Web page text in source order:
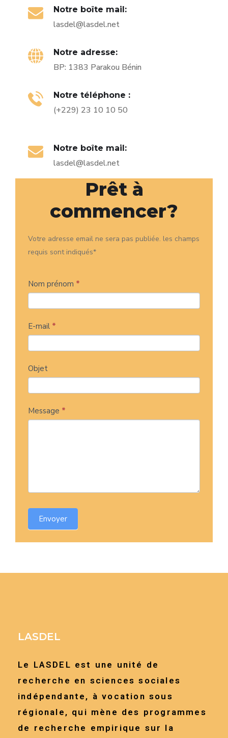
Notre boîte mail:
lasdel@lasdel.net
Notre adresse:
BP: 1383 Parakou Bénin
Notre téléphone :
(+229) 23 10 10 50
Notre boîte mail:
lasdel@lasdel.net
Prêt à
commencer?
Votre adresse email ne sera pas publiée. les champs
requis sont indiqués*
Contact
Nom prénom *
E-mail *
Objet
Message *
Envoyer
LASDEL
Le LASDEL est une unité de
recherche en sciences sociales
indépendante, à vocation sous
régionale, qui mène des programmes
de recherche empirique sur la